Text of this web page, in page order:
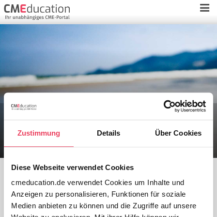
Zustimmung Details Über Cookies
Diese Webseite verwendet Cookies
cmeducation.de verwendet Cookies um Inhalte und
Anzeigen zu personalisieren, Funktionen für soziale
Medien anbieten zu können und die Zugriffe auf unsere
Schlagwort:Aufzeichnung Neuro –
Highlights 2024
Neuro –